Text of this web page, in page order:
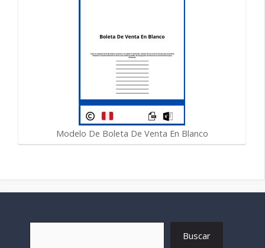
Modelo De Boleta De Venta En Blanco
Buscar